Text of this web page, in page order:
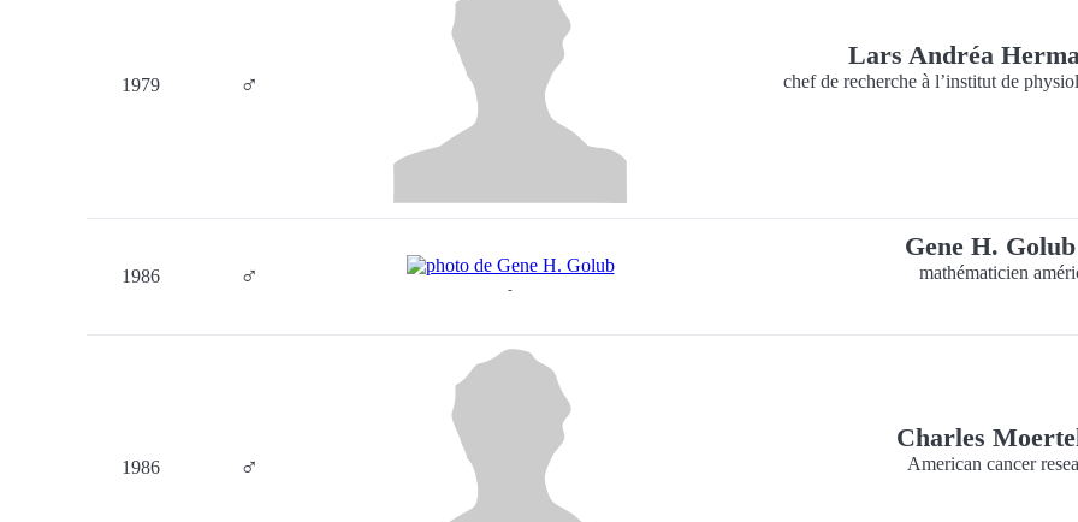
1979 ♂
Lars Andréa
chef de recherche à l’institut de
1986 ♂ -
Gene H. Golub
mathématicien
1986 ♂
Charles
American cancer